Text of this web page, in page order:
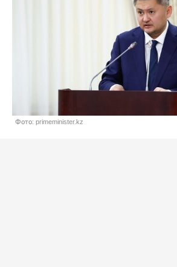
Фото: primeminister.kz